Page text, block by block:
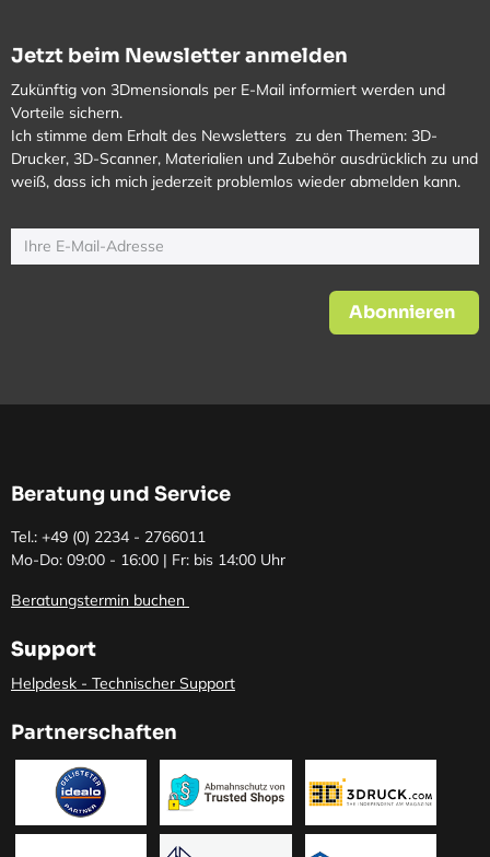
Jetzt beim Newsletter anmelden
Zukünftig von 3Dmensionals per E-Mail informiert werden und
Vorteile sichern.
Ich stimme dem Erhalt des Newsletters zu den Themen: 3D-
Drucker, 3D-Scanner, Materialien und Zubehör ausdrücklich zu und
weiß, dass ich mich jederzeit problemlos wieder abmelden kann.
Abonnieren
Beratung und Service
Tel.: +49 (0) 2234 - 2766011
Mo-Do: 09:00 - 16:00 | Fr: bis 14:00 Uhr
Beratungstermin buchen
Support
Helpdesk - Technischer Support
Partnerschaften